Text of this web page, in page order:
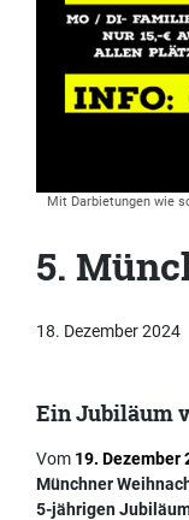
Mit Darbietungen wie
5.
18. Dezember 2024
Ein Jubiläum
Vom 19. Dezember
Münchner
5-jährigen